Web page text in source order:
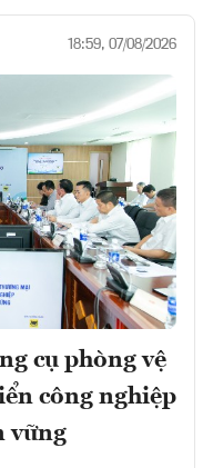
18:59, 07/08/2026
cụ phòng vệ
công nghiệp
vững